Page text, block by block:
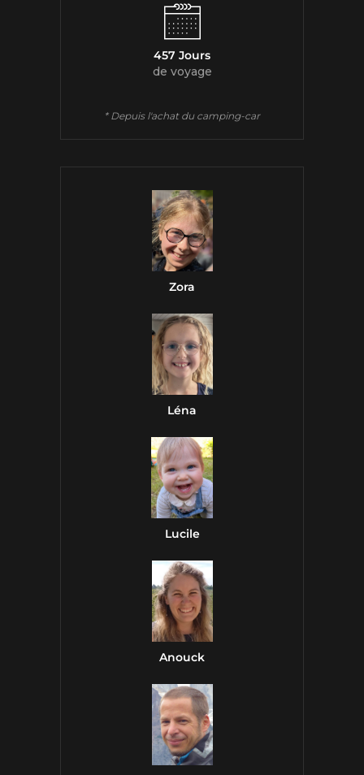
457 Jours
de voyage
* Depuis l'achat du camping-car
Zora
Léna
Lucile
Anouck